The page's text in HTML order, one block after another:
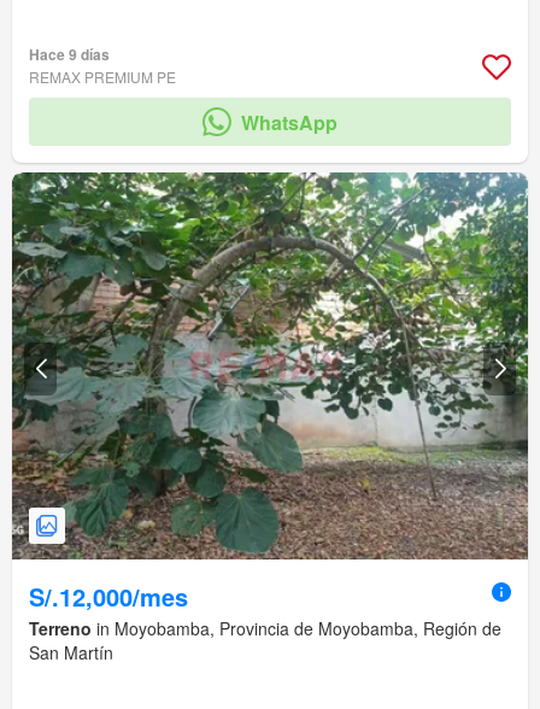
Hace 9 días
REMAX PREMIUM PE
WhatsApp
S/.12,000/mes
Terreno in Moyobamba, Provincia de Moyobamba, Región de
San Martín